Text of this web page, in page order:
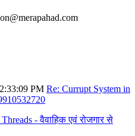
PM Re: Currupt System in
- वैवाहिक एवं रोजगार से